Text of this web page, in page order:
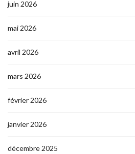
juin 2026
mai 2026
avril 2026
mars 2026
février 2026
janvier 2026
décembre 2025